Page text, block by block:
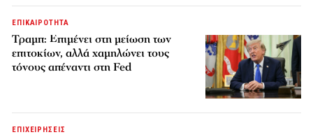
ΕΠΙΚΑΙΡΟΤΗΤΑ
Τραμπ: Επιμένει στη μείωση των
επιτοκίων, αλλά χαμηλώνει τους
τόνους απέναντι στη Fed
ΕΠΙΧΕΙΡΗΣΕΙΣ